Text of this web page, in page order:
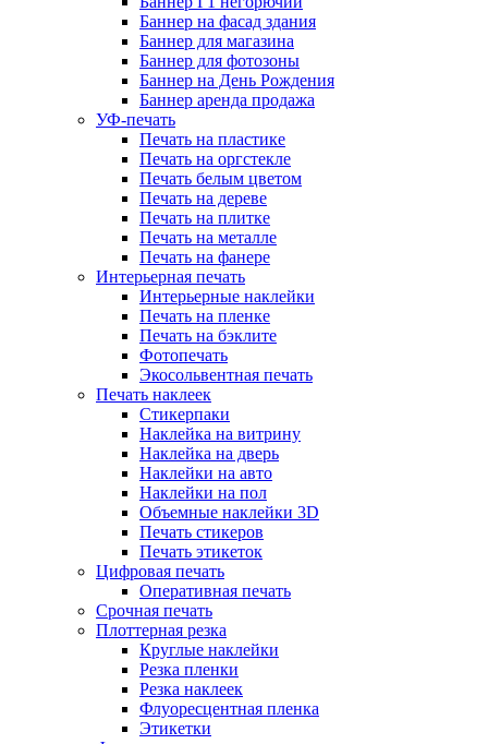
Баннер на фасад здания
Баннер для магазина
Баннер для фотозоны
Баннер на День Рождения
Баннер аренда продажа
УФ-печать
Печать на пластике
Печать на оргстекле
Печать белым цветом
Печать на дереве
Печать на плитке
Печать на металле
Печать на фанере
Интерьерная печать
Интерьерные наклейки
Печать на пленке
Печать на бэклите
Фотопечать
Экосольвентная печать
Печать наклеек
Стикерпаки
Наклейка на витрину
Наклейка на дверь
Наклейки на авто
Наклейки на пол
Объемные наклейки 3D
Печать стикеров
Печать этикеток
Цифровая печать
Оперативная печать
Срочная печать
Плоттерная резка
Круглые наклейки
Резка пленки
Резка наклеек
Флуоресцентная пленка
Этикетки